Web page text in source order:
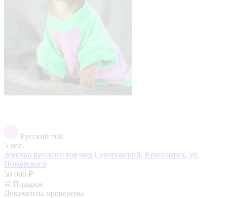
Русский той
5 мес.
девочка русского тоя мкр Суворовский, Красноярск, ул.
Пожарского
50 000 ₽
Подарок
Документы проверены